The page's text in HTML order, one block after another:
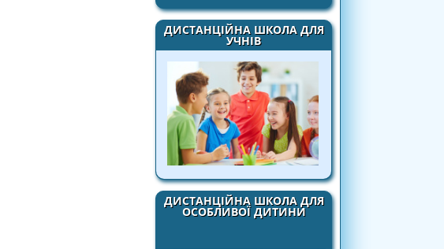
ДИСТАНЦІЙНА ШКОЛА ДЛЯ
УЧНІВ
ДИСТАНЦІЙНА ШКОЛА ДЛЯ
ОСОБЛИВОЇ ДИТИНИ